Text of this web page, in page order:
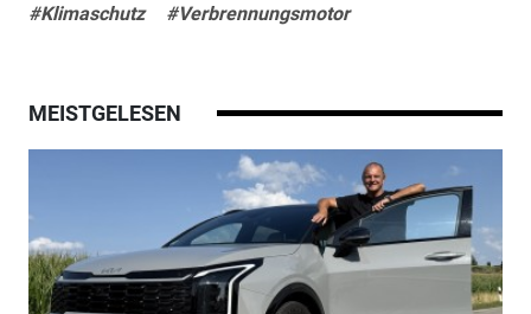
#Klimaschutz
#Verbrennungsmotor
MEISTGELESEN